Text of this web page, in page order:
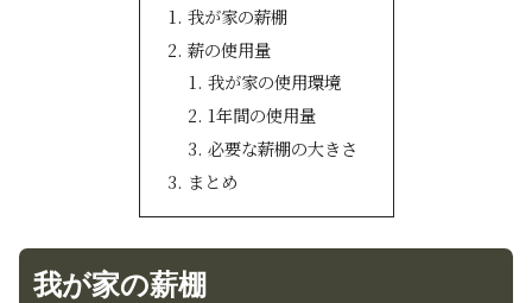
我が家の薪棚
薪の使用量
我が家の使用環境
1年間の使用量
必要な薪棚の大きさ
まとめ
我が家の薪棚